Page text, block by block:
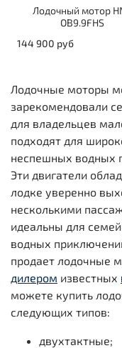
Лодочный мотор
OB9.9FHS
144 900 руб
Лодочные моторы
зарекомендовали
для владельцев
подходят для
неспешных водных
Эти двигатели
лодке уверенно
несколькими
идеальны для
водных
продает лодочные
дилером известных
можете купить
следующих типов:
двухтактные;